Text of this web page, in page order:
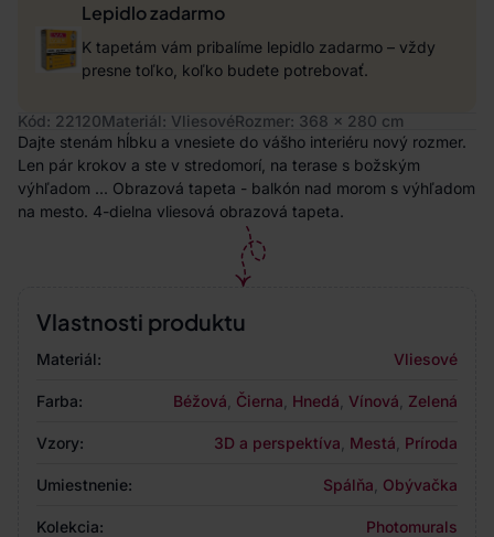
Lepidlo zadarmo
K tapetám vám pribalíme lepidlo zadarmo – vždy
presne toľko, koľko budete potrebovať.
Kód: 22120Materiál: VliesovéRozmer: 368 x 280 cm
Dajte stenám hĺbku a vnesiete do vášho interiéru nový rozmer.
Len pár krokov a ste v stredomorí, na terase s božským
výhľadom ... Obrazová tapeta - balkón nad morom s výhľadom
na mesto. 4-dielna vliesová obrazová tapeta.
Vlastnosti produktu
Materiál: Vliesové
Farba: Béžová Čierna Hnedá Vínová Zelená
Vzory: 3D a perspektíva Mestá Príroda
Umiestnenie: Spálňa Obývačka
Kolekcia: Photomurals